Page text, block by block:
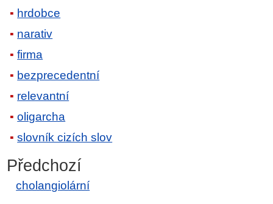
hrdobce
narativ
firma
bezprecedentní
relevantní
oligarcha
slovník cizích slov
Předchozí
cholangiolární